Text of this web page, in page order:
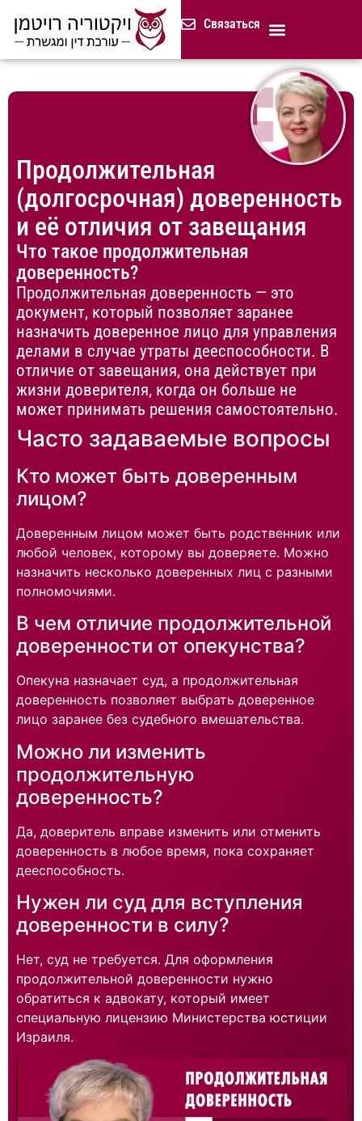
Связаться
Продолжительная
(долгосрочная) доверенность
и её отличия от завещания
Что такое продолжительная
доверенность?
Продолжительная доверенность — это
документ, который позволяет заранее
назначить доверенное лицо для управления
делами в случае утраты дееспособности. В
отличие от завещания, она действует при
жизни доверителя, когда он больше не
может принимать решения самостоятельно.
Часто задаваемые вопросы
Кто может быть доверенным
лицом?
Доверенным лицом может быть родственник или
любой человек, которому вы доверяете. Можно
назначить несколько доверенных лиц с разными
полномочиями.
В чем отличие продолжительной
доверенности от опекунства?
Опекуна назначает суд, а продолжительная
доверенность позволяет выбрать доверенное
лицо заранее без судебного вмешательства.
Можно ли изменить
продолжительную
доверенность?
Да, доверитель вправе изменить или отменить
доверенность в любое время, пока сохраняет
дееспособность.
Нужен ли суд для вступления
доверенности в силу?
Нет, суд не требуется. Для оформления
продолжительной доверенности нужно
обратиться к адвокату, который имеет
специальную лицензию Министерства юстиции
Израиля.